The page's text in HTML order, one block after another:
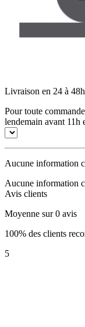
Livraison en 24 à 48h
Pour toute
lendemain avant 11h
Aucune information
Aucune information
Avis clients
Moyenne sur 0 avis
100% des clients
5